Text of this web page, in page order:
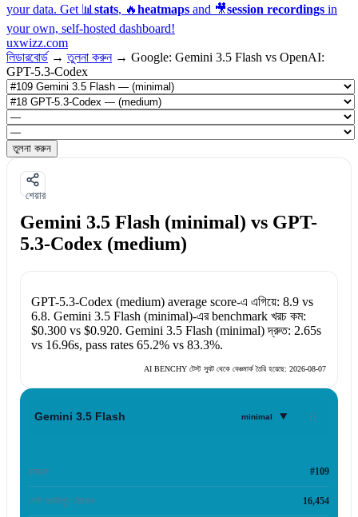
your data. Get 📊 stats, 🔥heatmaps and 🎥session recordings in
your own, self-hosted dashboard!
uxwizz.com
লিডারবোর্ড → তুলনা করুন → Google: Gemini 3.5 Flash vs OpenAI:
GPT-5.3-Codex
তুলনা করুন
শেয়ার
Gemini 3.5 Flash (minimal) vs GPT-
5.3-Codex (medium)
GPT-5.3-Codex (medium)average score-এ এগিয়ে: 8.9vs
6.8. Gemini 3.5 Flash (minimal)-এর benchmark খরচ কম:
$0.300vs $0.920. Gemini 3.5 Flash (minimal)দ্রুত: 2.65s
vs 16.96s, pass rates 65.2%vs 83.3%.
AI BENCHY টেস্ট স্যুট থেকে বেঞ্চমার্ক তৈরি হয়েছে: 2026-08-07
Gemini 3.5 Flash minimal ▾
র‍্যাঙ্ক #109
মোট আউটপুট টোকেন 16,454